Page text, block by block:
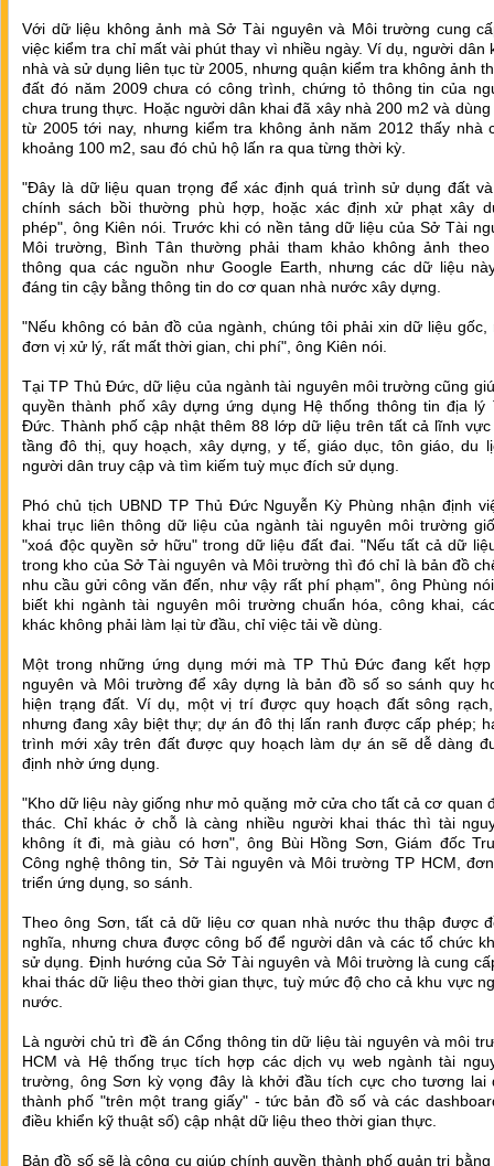
Với dữ liệu không ảnh mà Sở Tài nguyên và Môi trường cung
việc kiểm tra chỉ mất vài phút thay vì nhiều ngày. Ví dụ, người dân
nhà và sử dụng liên tục từ 2005, nhưng quận kiểm tra không ảnh
đất đó năm 2009 chưa có công trình, chứng tỏ thông tin của
chưa trung thực. Hoặc người dân khai đã xây nhà 200 m2 và dùng
từ 2005 tới nay, nhưng kiểm tra không ảnh năm 2012 thấy nhà
khoảng 100 m2, sau đó chủ hộ lấn ra qua từng thời kỳ.
"Đây là dữ liệu quan trọng để xác định quá trình sử dụng đất
chính sách bồi thường phù hợp, hoặc xác định xử phạt xây
phép", ông Kiên nói. Trước khi có nền tảng dữ liệu của Sở Tài
Môi trường, Bình Tân thường phải tham khảo không ảnh
thông qua các nguồn như Google Earth, nhưng các dữ liệu
đáng tin cậy bằng thông tin do cơ quan nhà nước xây dựng.
"Nếu không có bản đồ của ngành, chúng tôi phải xin dữ liệu gốc,
đơn vị xử lý, rất mất thời gian, chi phí", ông Kiên nói.
Tại TP Thủ Đức, dữ liệu của ngành tài nguyên môi trường cũng
quyền thành phố xây dựng ứng dụng Hệ thống thông tin địa lý
Đức. Thành phố cập nhật thêm 88 lớp dữ liệu trên tất cả lĩnh
tầng đô thị, quy hoạch, xây dựng, y tế, giáo dục, tôn giáo, du
người dân truy cập và tìm kiếm tuỳ mục đích sử dụng.
Phó chủ tịch UBND TP Thủ Đức Nguyễn Kỳ Phùng nhận định
khai trục liên thông dữ liệu của ngành tài nguyên môi trường
"xoá độc quyền sở hữu" trong dữ liệu đất đai. "Nếu tất cả dữ
trong kho của Sở Tài nguyên và Môi trường thì đó chỉ là bản đồ
nhu cầu gửi công văn đến, như vậy rất phí phạm", ông Phùng
biết khi ngành tài nguyên môi trường chuẩn hóa, công khai,
khác không phải làm lại từ đầu, chỉ việc tải về dùng.
Một trong những ứng dụng mới mà TP Thủ Đức đang kết
nguyên và Môi trường để xây dựng là bản đồ số so sánh quy
hiện trạng đất. Ví dụ, một vị trí được quy hoạch đất sông
nhưng đang xây biệt thự; dự án đô thị lấn ranh được cấp phép;
trình mới xây trên đất được quy hoạch làm dự án sẽ dễ dàng
định nhờ ứng dụng.
"Kho dữ liệu này giống như mỏ quặng mở cửa cho tất cả cơ quan
thác. Chỉ khác ở chỗ là càng nhiều người khai thác thì tài
không ít đi, mà giàu có hơn", ông Bùi Hồng Sơn, Giám đốc
Công nghệ thông tin, Sở Tài nguyên và Môi trường TP HCM,
triển ứng dụng, so sánh.
Theo ông Sơn, tất cả dữ liệu cơ quan nhà nước thu thập được
nghĩa, nhưng chưa được công bố để người dân và các tổ chức
sử dụng. Định hướng của Sở Tài nguyên và Môi trường là cung
khai thác dữ liệu theo thời gian thực, tuỳ mức độ cho cả khu vực
nước.
Là người chủ trì đề án Cổng thông tin dữ liệu tài nguyên và môi
HCM và Hệ thống trục tích hợp các dịch vụ web ngành tài
trường, ông Sơn kỳ vọng đây là khởi đầu tích cực cho tương lai
thành phố "trên một trang giấy" - tức bản đồ số và các
điều khiển kỹ thuật số) cập nhật dữ liệu theo thời gian thực.
Bản đồ số sẽ là công cụ giúp chính quyền thành phố quản trị